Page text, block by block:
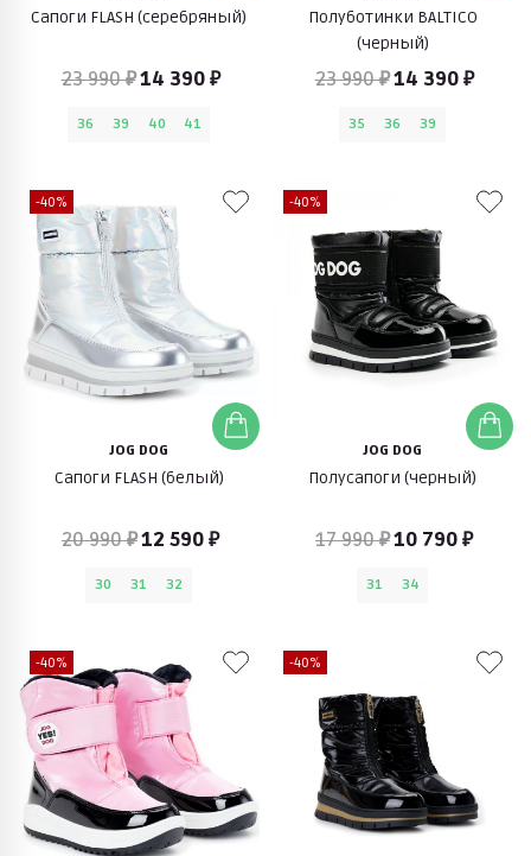
Сапоги FLASH (серебряный)
23 990 ₽14 390 ₽
36 39 40 41
Полуботинки BALTICO
(черный)
23 990 ₽14 390 ₽
35 36 39
-40%
JOG DOG
Сапоги FLASH (белый)
20 990 ₽12 590 ₽
30 31 32
-40%
JOG DOG
Полусапоги (черный)
17 990 ₽10 790 ₽
31 34
-40% -40%